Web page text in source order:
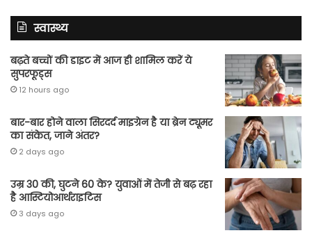
स्वास्थ्य
बढ़ते बच्चों की डाइट में आज ही शामिल करें ये
सुपरफूड्स
12 hours ago
बार-बार होने वाला सिरदर्द माइग्रेन है या ब्रेन ट्यूमर
का संकेत, जाने अंतर?
2 days ago
उम्र 30 की, घुटने 60 के? युवाओं में तेजी से बढ़ रहा
है आस्टियोआर्थराइटिस
3 days ago